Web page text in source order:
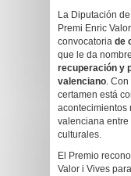
La Diputación
Premi Enric
convocatoria de
que le da
recuperación y
valenciano.
certamen está
acontecimientos
valenciana entre
culturales.
El Premio
Valor i Vives